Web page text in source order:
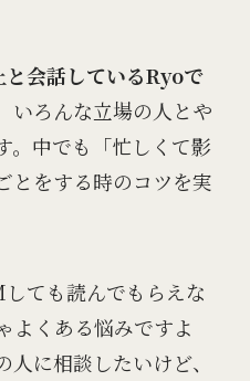
会話しているRyoで
いろんな立場の人とや
。中でも「忙しくて影
とをする時のコツを実
しても読んでもらえな
くある悩みですよ
に相談したいけど、